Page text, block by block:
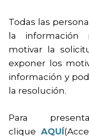
Todas las
la información
motivar la
exponer los
información y
la resolución.
Para
cliqueAQUÍ